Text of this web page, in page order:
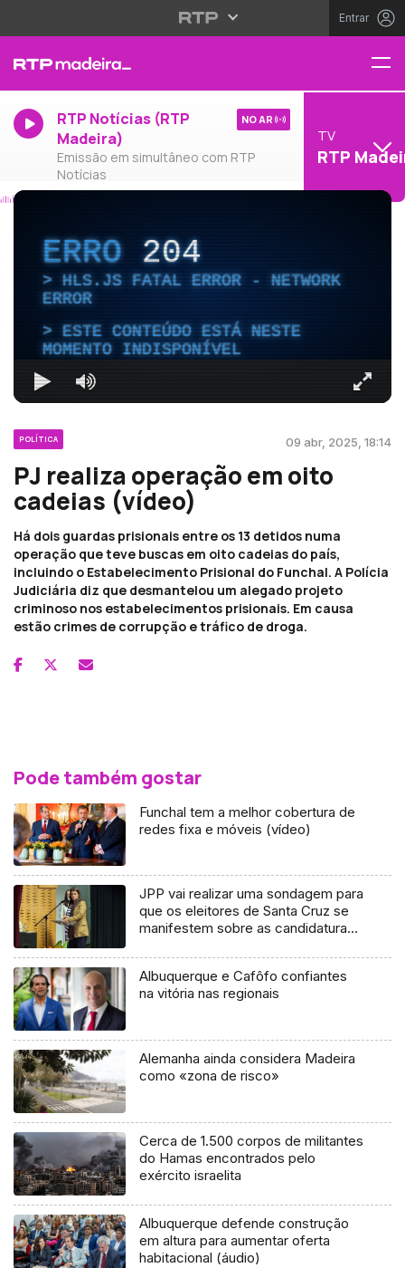
Entrar
RTP Notícias (RTP
Madeira)
Emissão em simultâneo com RTP
Notícias
NO AR
TV
RTP
ERRO204
HLS.JS FATAL ERROR - NETWORK
ERROR
ESTE CONTEÚDO ESTÁ NESTE
MOMENTO INDISPONÍVEL
POLÍTICA 09 abr, 2025, 18:14
PJ realiza operação em oito
cadeias (vídeo)
Há dois guardas prisionais entre os 13 detidos numa
operação que teve buscas em oito cadeias do país,
incluindo o Estabelecimento Prisional do Funchal. A Polícia
Judiciária diz que desmantelou um alegado projeto
criminoso nos estabelecimentos prisionais. Em causa
estão crimes de corrupção e tráfico de droga.
Pode também gostar
Funchal tem a melhor cobertura de
redes fixa e móveis (vídeo)
JPP vai realizar uma sondagem para
que os eleitores de Santa Cruz se
manifestem sobre as candidaturas
Albuquerque e Cafôfo confiantes
na vitória nas regionais
Alemanha ainda considera Madeira
como «zona de risco»
Cerca de 1.500 corpos de militantes
do Hamas encontrados pelo
exército israelita
Albuquerque defende construção
em altura para aumentar oferta
habitacional (áudio)